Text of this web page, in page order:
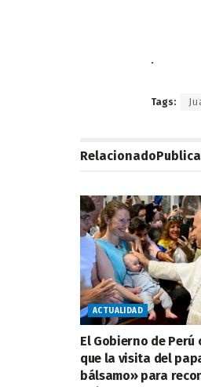
.
Tags:
Relacionado
ACTUALIDAD
El Gobierno de Perú
que la visita del
bálsamo» para